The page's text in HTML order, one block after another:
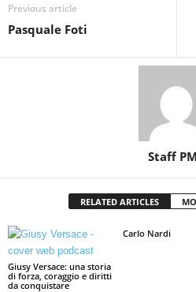
Previous article
Pasquale Foti
Staff
RELATED ARTICLES
Giusy Versace: una storia
di forza, coraggio e diritti
da conquistare
Carlo Nardi